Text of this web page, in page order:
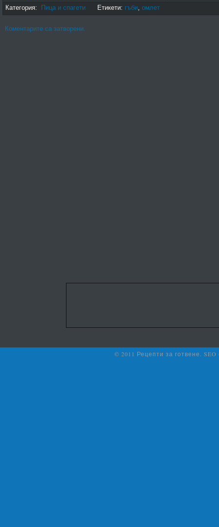
Категория: Пица и спагети Етикети: гъби, омлет
Коментарите са затворени.
© 2011 Рецепти за готвене.